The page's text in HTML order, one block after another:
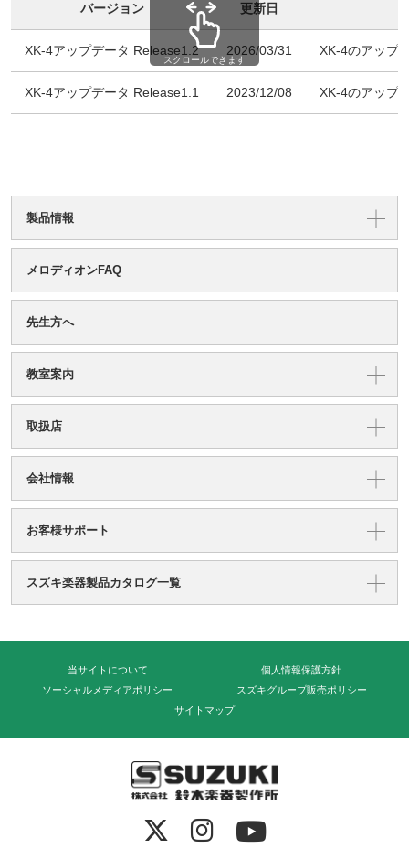
バージョン 更新日
XK-4アップデータ Release1.2 2026/03/31 XK-4のアップ
XK-4アップデータ Release1.1 2023/12/08 XK-4のアップ
スクロールできます
製品情報
メロディオンFAQ
先生方へ
教室案内
取扱店
会社情報
お客様サポート
スズキ楽器製品カタログ一覧
当サイトについて
個人情報保護方針
ソーシャルメディアポリシー
スズキグループ販売ポリシー
サイトマップ